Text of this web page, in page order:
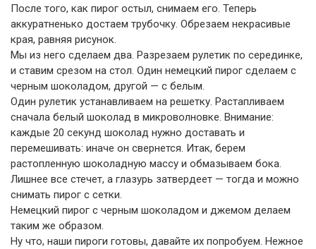
После того, как пирог остыл, снимаем его. Теперь
аккуратненько достаем трубочку. Обрезаем некрасивые
края, равняя рисунок.
Мы из него сделаем два. Разрезаем рулетик по серединке,
и ставим срезом на стол. Один немецкий пирог сделаем с
черным шоколадом, другой — с белым.
Один рулетик устанавливаем на решетку. Растапливаем
сначала белый шоколад в микроволновке. Внимание:
каждые 20 секунд шоколад нужно доставать и
перемешивать: иначе он свернется. Итак, берем
растопленную шоколадную массу и обмазываем бока.
Лишнее все стечет, а глазурь затвердеет — тогда и можно
снимать пирог с сетки.
Немецкий пирог с черным шоколадом и джемом делаем
таким же образом.
Ну что, наши пироги готовы, давайте их попробуем. Нежное